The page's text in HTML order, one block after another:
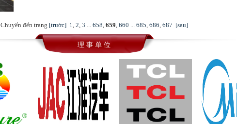
Chuyển đến trang [trước] 1, 2, 3 ... 658, 659, 660 ... 685, 686, 687 [sau]
理 事 单 位